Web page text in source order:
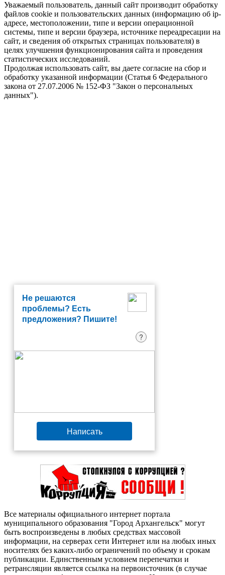
Уважаемый пользователь, данный сайт производит обработку
файлов cookie и пользовательских данных (информацию об ip-
адресе, местоположении, типе и версии операционной
системы, типе и версии браузера, источнике переадресации на
сайт, и сведения об открытых страницах пользователя) в
целях улучшения функционирования сайта и проведения
статистических исследований.
Продолжая использовать сайт, вы даете согласие на сбор и
обработку указанной информации (Статья 6 Федерального
закона от 27.07.2006 № 152-ФЗ "Закон о персональных
данных").
Не решаются
проблемы? Есть
предложения? Пишите!
?
Написать
Все материалы официального интернет портала
муниципального образования "Город Архангельск" могут
быть воспроизведены в любых средствах массовой
информации, на серверах сети Интернет или на любых иных
носителях без каких-либо ограничений по объему и срокам
публикации. Единственным условием перепечатки и
ретрансляции является ссылка на первоисточник (в случае